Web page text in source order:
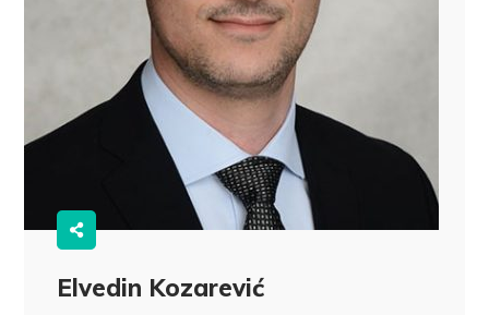
Elvedin Kozarević